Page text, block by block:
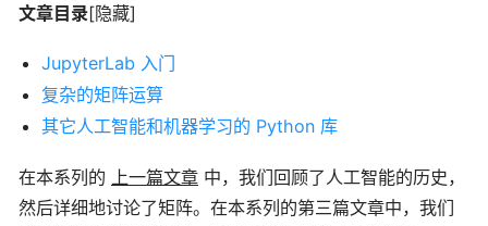
文章目录[隐藏]
JupyterLab 入门
复杂的矩阵运算
其它人工智能和机器学习的 Python 库
在本系列的 上一篇文章 中，我们回顾了人工智能的历史，
然后详细地讨论了矩阵。在本系列的第三篇文章中，我们